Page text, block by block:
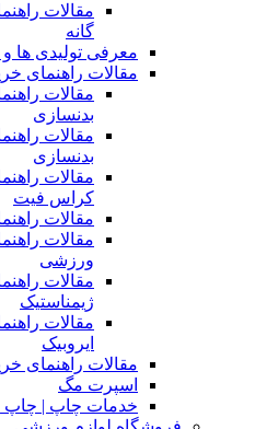
مقالات
گانه
معرفی تولیدی ها
مقالات راهنمای
مقالات
بدنسازی
مقالات
بدنسازی
مقالات
کراس فیت
مقالات
مقالات
ورزشی
مقالات
ژیمناستیک
مقالات
ایروبیک
مقالات راهنمای
اسپرت مگ
خدمات چاپ | چاپ